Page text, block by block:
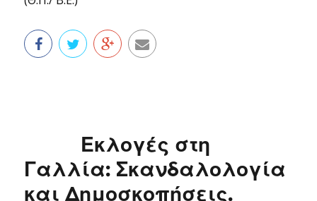
Εκλογές στη
Γαλλία: Σκανδαλολογία
και Δημοσκοπήσεις.